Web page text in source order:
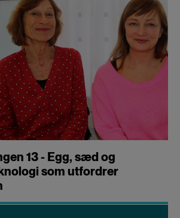
13 - Egg, sæd og
som utfordrer